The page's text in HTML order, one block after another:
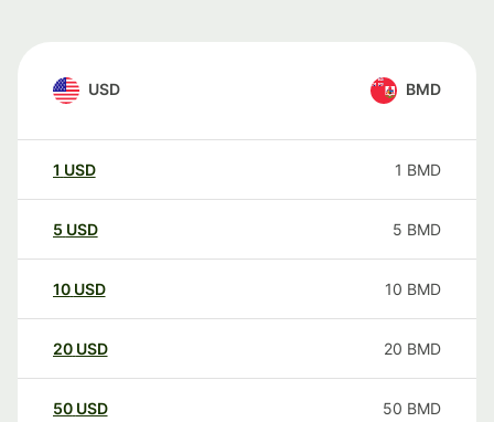
USD BMD
1 USD 1 BMD
5 USD 5 BMD
10 USD 10 BMD
20 USD 20 BMD
50 USD 50 BMD